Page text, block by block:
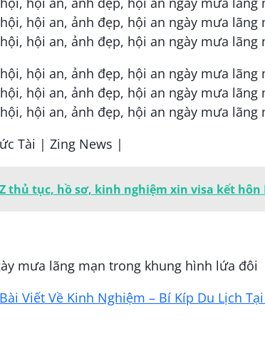
Tài | Zing News |
thủ tục, hồ sơ, kinh nghiệm xin visa kết hôn
mưa lãng mạn trong khung hình lứa đôi
Viết Về Kinh Nghiệm – Bí Kíp Du Lịch